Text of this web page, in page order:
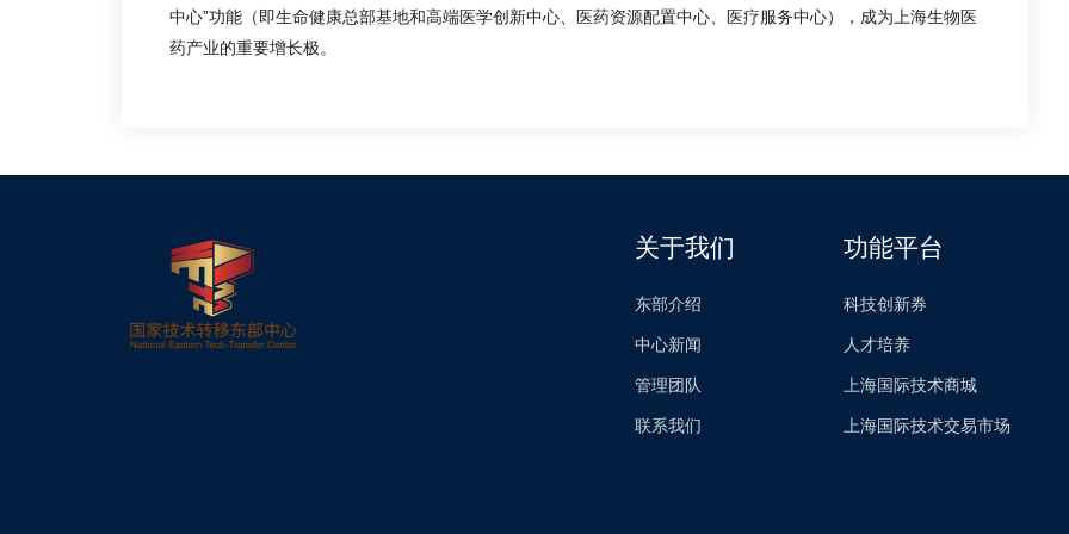
中心”功能（即生命健康总部基地和高端医学创新中心、医药资源配置中心、医疗服务中心），成为上海生物医
药产业的重要增长极。
关于我们
东部介绍
中心新闻
管理团队
联系我们
功能平台
科技创新券
人才培养
上海国际技术商城
上海国际技术交易市场